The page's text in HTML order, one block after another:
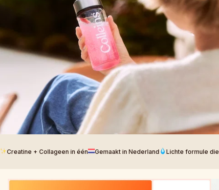
Creatine + Collageen in één Gemaakt in Nederland Lichte formule